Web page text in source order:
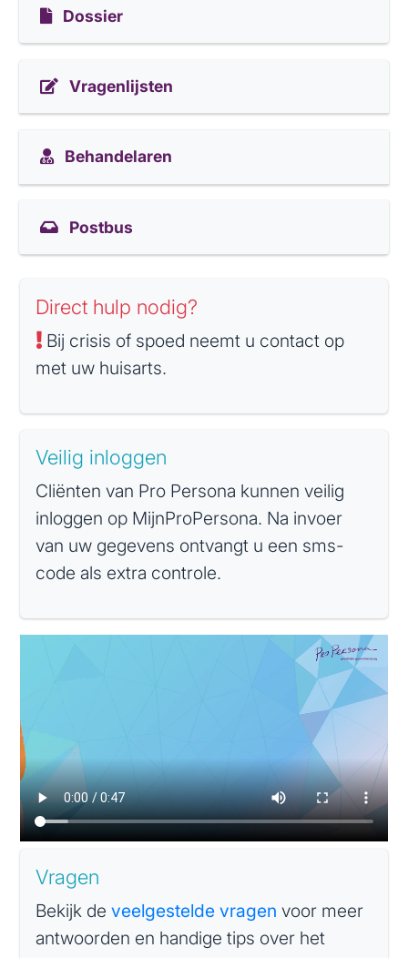
Dossier
Vragenlijsten
Behandelaren
Postbus
Direct hulp nodig?
Bij crisis of spoed neemt u contact op
met uw huisarts.
Veilig inloggen
Cliënten van Pro Persona kunnen veilig
inloggen op MijnProPersona. Na invoer
van uw gegevens ontvangt u een sms-
code als extra controle.
Vragen
Bekijk deveelgestelde vragen voor meer
antwoorden en handige tips over het